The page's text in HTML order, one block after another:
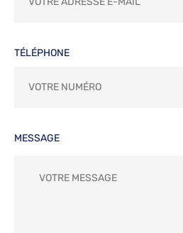
TÉLÉPHONE
MESSAGE